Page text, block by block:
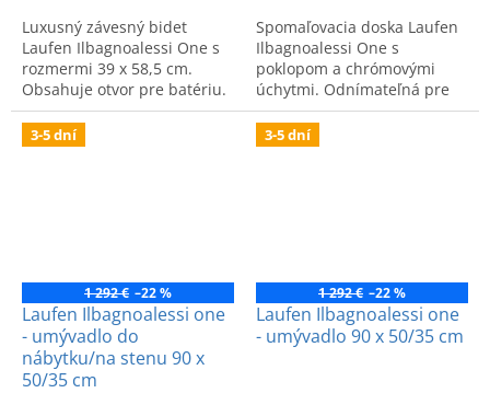
Luxusný závesný bidet
Laufen Ilbagnoalessi One s
rozmermi 39 x 58,5 cm.
Obsahuje otvor pre batériu.
Elegantný dizajn a vysoká
kvalita spracovania.
Spomaľovacia doska Laufen
Ilbagnoalessi One s
poklopom a chrómovými
úchytmi. Odnímateľná pre
jednoduchú údržbu. Kód:
8929710000001.
3-5 dní
1 292 € –22 %
Laufen Ilbagnoalessi one
- umývadlo do
nábytku/na stenu 90 x
50/35 cm
3-5 dní
1 292 € –22 %
Laufen Ilbagnoalessi one
- umývadlo 90 x 50/35 cm